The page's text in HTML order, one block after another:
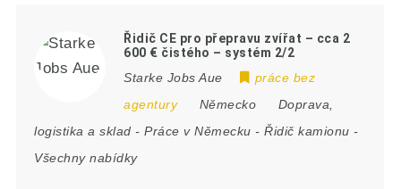
Řidič CE pro přepravu zvířat – cca 2
600 € čistého – systém 2/2
Starke Jobs Aue
práce bez
agentury
Německo
Doprava,
logistika a sklad -Práce v Německu -Řidič kamionu -
Všechny nabídky